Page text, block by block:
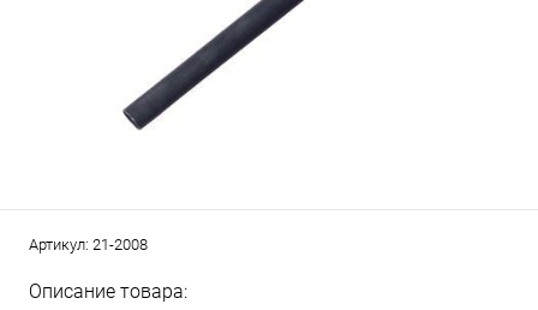
Артикул: 21-2008
Описание товара: